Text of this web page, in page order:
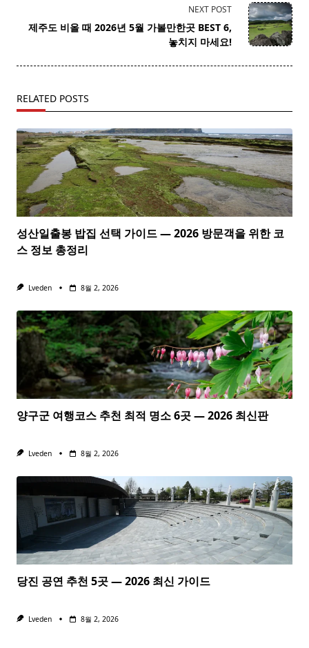
reader-
NEXT POST
제주도 비올 때 2026년 5월 가볼만한곳 BEST 6,
놓치지 마세요!
RELATED POSTS
성산일출봉 밥집 선택 가이드 — 2026 방문객을 위한 코
스 정보 총정리
Lveden 8월 2, 2026
양구군 여행코스 추천 최적 명소 6곳 — 2026 최신판
Lveden 8월 2, 2026
당진 공연 추천 5곳 — 2026 최신 가이드
Lveden 8월 2, 2026